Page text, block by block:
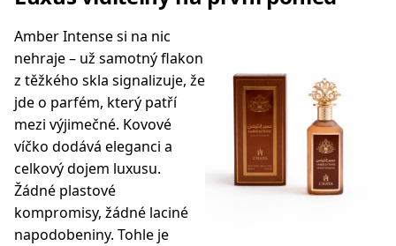
Amber Intense si na nic
nehraje – už samotný flakon
z těžkého skla signalizuje, že
jde o parfém, který patří
mezi výjimečné. Kovové
víčko dodává eleganci a
celkový dojem luxusu.
Žádné plastové
kompromisy, žádné laciné
napodobeniny. Tohle je